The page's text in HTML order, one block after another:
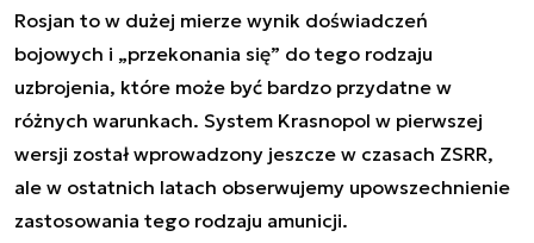
Rosjan to w dużej mierze wynik doświadczeń
bojowych i „przekonania się” do tego rodzaju
uzbrojenia, które może być bardzo przydatne w
różnych warunkach. System Krasnopol w pierwszej
wersji został wprowadzony jeszcze w czasach ZSRR,
ale w ostatnich latach obserwujemy upowszechnienie
zastosowania tego rodzaju amunicji.